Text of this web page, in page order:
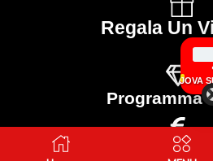
Regala Un
Programma
Guadagna
🔥